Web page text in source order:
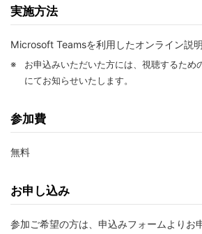
実施方法
Microsoft Teamsを利用したオンライン説明
※
お申込みいただいた方には、視聴するため
にてお知らせいたします。
参加費
無料
お申し込み
参加ご希望の方は、申込みフォームよりお